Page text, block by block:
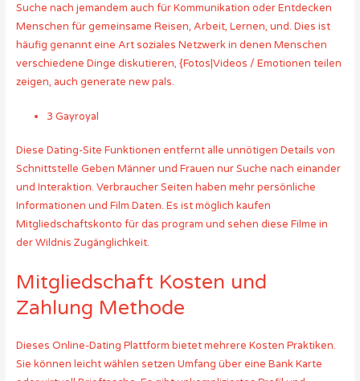
Suche nach jemandem auch für Kommunikation oder Entdecken
Menschen für gemeinsame Reisen, Arbeit, Lernen, und. Dies ist
häufig genannt eine Art soziales Netzwerk in denen Menschen
verschiedene Dinge diskutieren, {Fotos|Videos / Emotionen teilen
zeigen, auch generate new pals.
3 Gayroyal
Diese Dating-Site Funktionen entfernt alle unnötigen Details von
Schnittstelle Geben Männer und Frauen nur Suche nach einander
und Interaktion. Verbraucher Seiten haben mehr persönliche
Informationen und Film Daten. Es ist möglich kaufen
Mitgliedschaftskonto für das program und sehen diese Filme in
der Wildnis Zugänglichkeit.
Mitgliedschaft Kosten und
Zahlung Methode
Dieses Online-Dating Plattform bietet mehrere Kosten Praktiken.
Sie können leicht wählen setzen Umfang über eine Bank Karte